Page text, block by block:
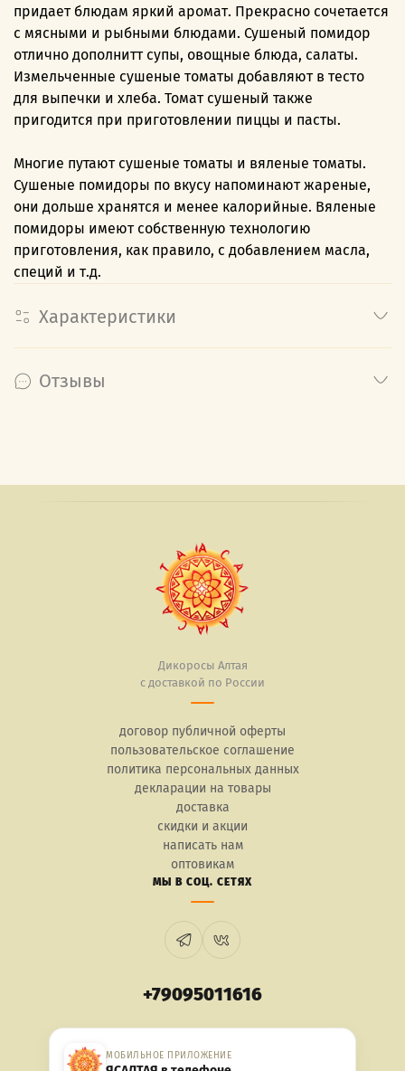
придает блюдам яркий аромат. Прекрасно сочетается
с мясными и рыбными блюдами. Сушеный помидор
отлично дополнитт супы, овощные блюда, салаты.
Измельченные сушеные томаты добавляют в тесто
для выпечки и хлеба. Томат сушеный также
пригодится при приготовлении пиццы и пасты.
Многие путают сушеные томаты и вяленые томаты.
Сушеные помидоры по вкусу напоминают жареные,
они дольше хранятся и менее калорийные. Вяленые
помидоры имеют собственную технологию
приготовления, как правило, с добавлением масла,
специй и т.д.
Характеристики
Отзывы
Дикоросы Алтая
с доставкой по России
договор публичной оферты
пользовательское соглашение
политика персональных данных
декларации на товары
доставка
скидки и акции
написать нам
оптовикам
МЫ В СОЦ. СЕТЯХ
+79095011616
МОБИЛЬНОЕ ПРИЛОЖЕНИЕ